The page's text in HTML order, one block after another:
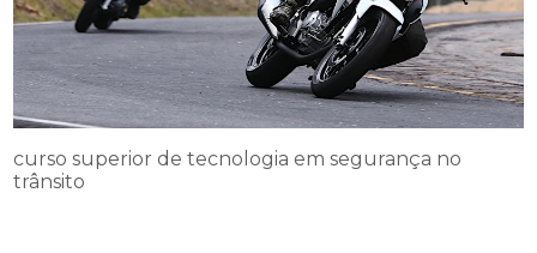
curso superior de tecnologia em segurança no
trânsito